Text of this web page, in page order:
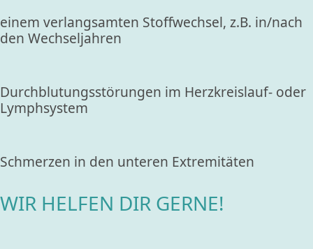
einem verlangsamten Stoffwechsel, z.B. in/nach
den Wechseljahren
Durchblutungsstörungen im Herzkreislauf- oder
Lymphsystem
Schmerzen in den unteren Extremitäten
WIR HELFEN DIR GERNE!